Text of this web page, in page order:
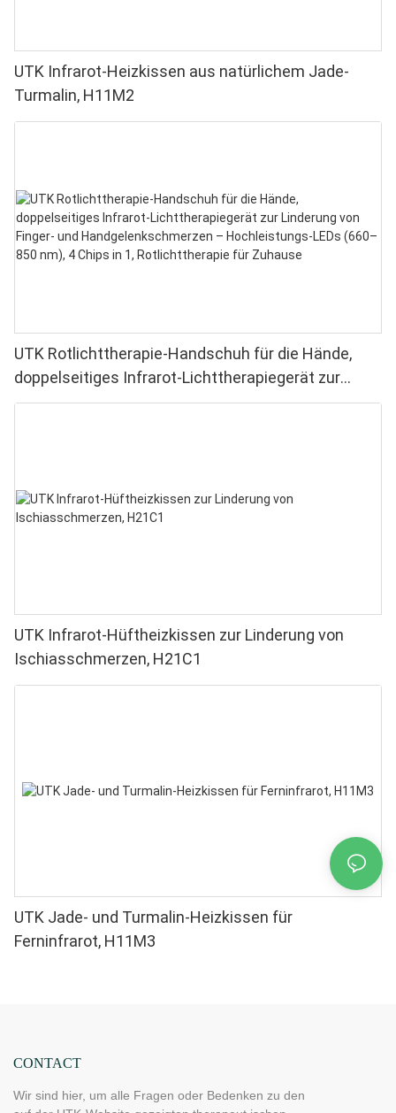
UTK Infrarot-Heizkissen aus natürlichem Jade-
Turmalin, H11M2
UTK Rotlichttherapie-Handschuh für die Hände,
doppelseitiges Infrarot-Lichttherapiegerät zur
Linderung von Finger- und Handgelenkschmerzen –
UTK Infrarot-Hüftheizkissen zur Linderung von
Ischiasschmerzen, H21C1
UTK Jade- und Turmalin-Heizkissen für
Ferninfrarot, H11M3
CONTACT
Wir sind hier, um alle Fragen oder Bedenken zu den